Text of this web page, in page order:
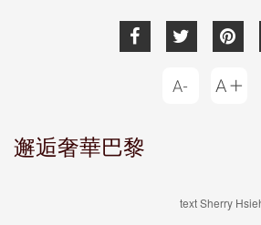
邂逅奢華巴黎
text Sherry